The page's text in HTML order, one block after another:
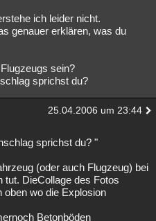
ich leider nicht.
genauer erklären, was du
sein?
sprichst du?
25.04.2006 um 23:44
sprichst du? "
(oder auch Flugzeug) bei
tut. DieCollage des Fotos
wo die Explosion
Betonböden